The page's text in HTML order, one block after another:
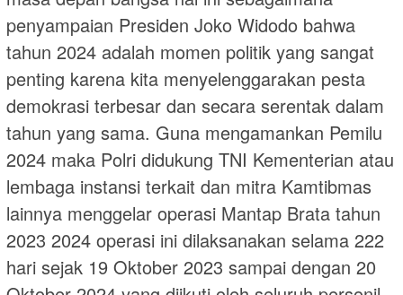
penyampaian Presiden Joko Widodo bahwa
tahun 2024 adalah momen politik yang sangat
penting karena kita menyelenggarakan pesta
demokrasi terbesar dan secara serentak dalam
tahun yang sama. Guna mengamankan Pemilu
2024 maka Polri didukung TNI Kementerian atau
lembaga instansi terkait dan mitra Kamtibmas
lainnya menggelar operasi Mantap Brata tahun
2023 2024 operasi ini dilaksanakan selama 222
hari sejak 19 Oktober 2023 sampai dengan 20